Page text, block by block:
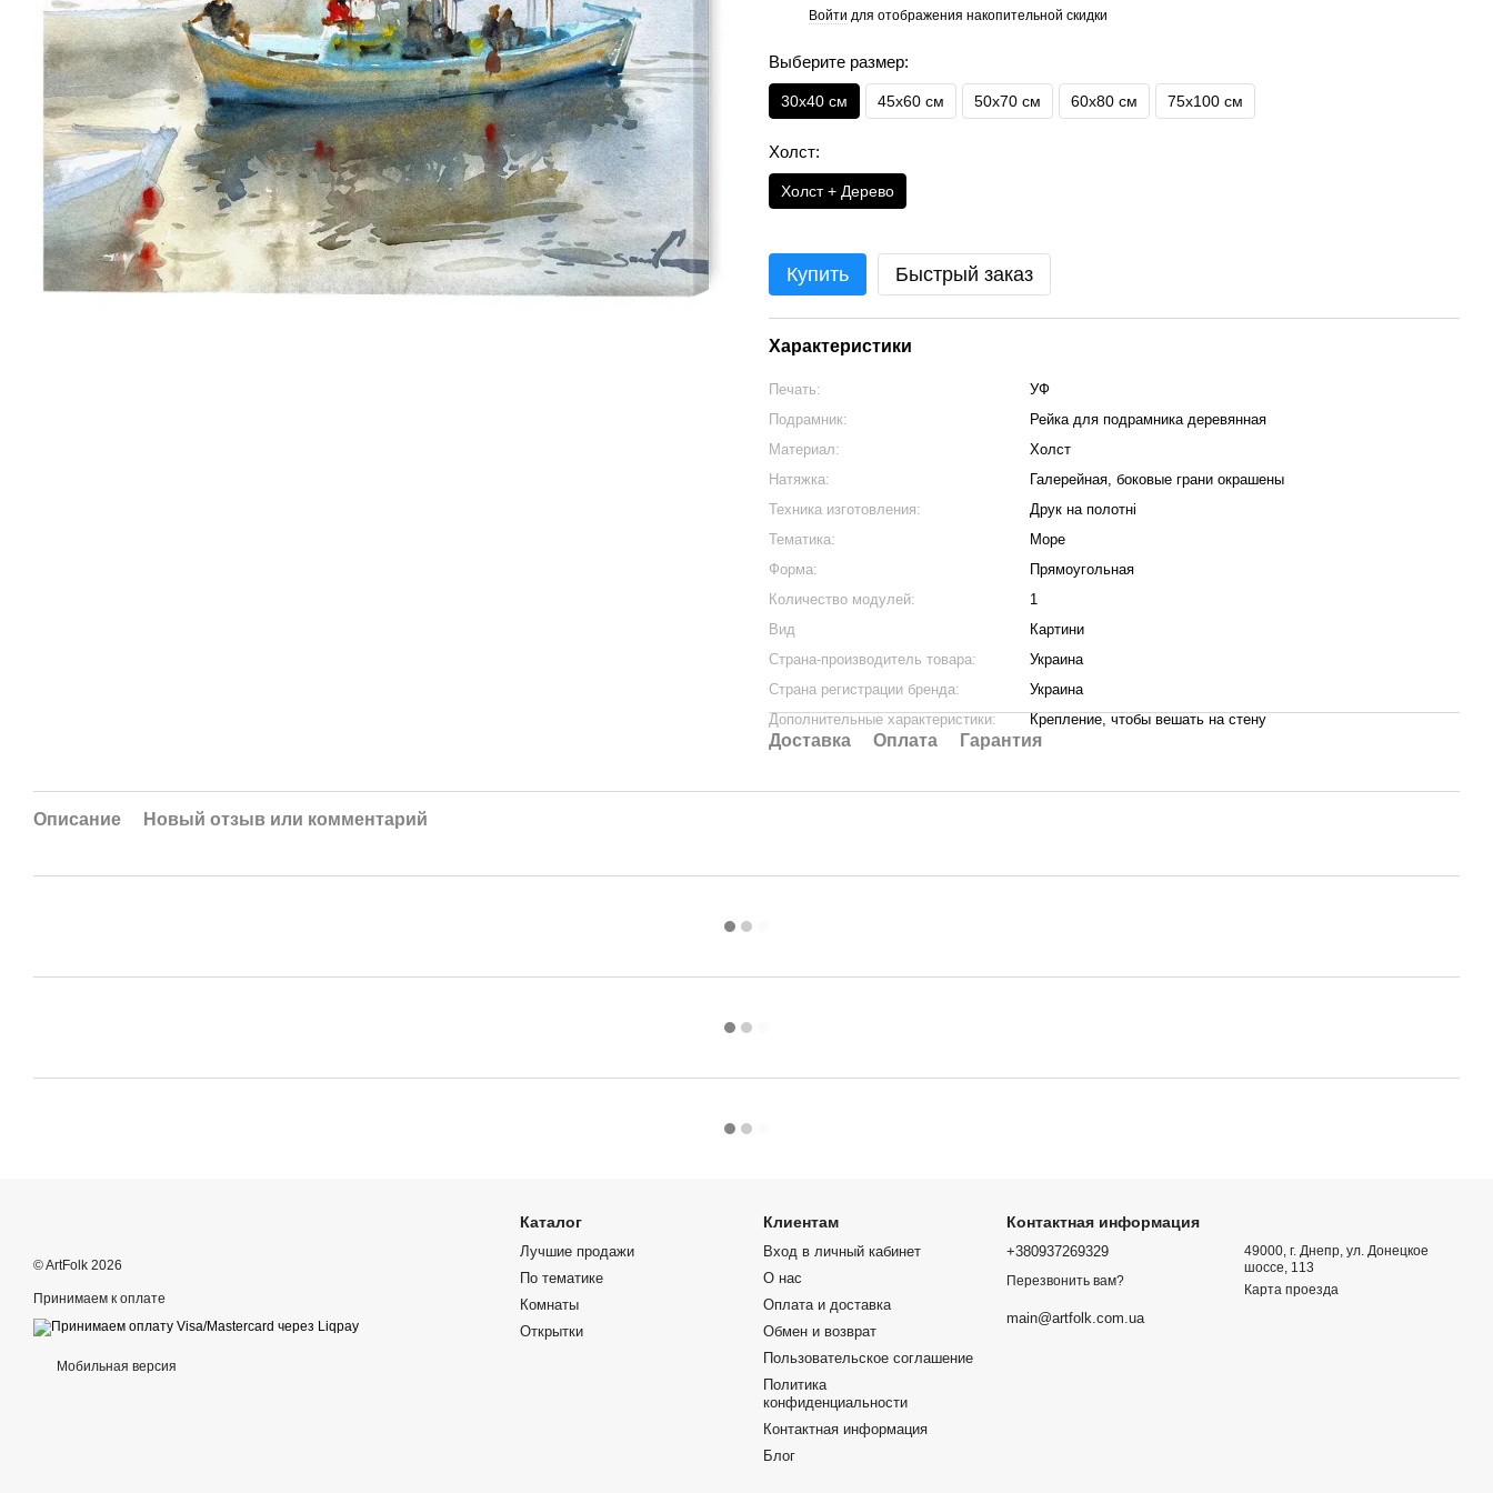
Войти для отображения накопительной скидки
Выберите размер:
30х40 см 45х60 см 50х70 см 60х80 см 75х100 см
Холст:
Холст + Дерево
Купить Быстрый заказ
Характеристики
Печать:
УФ
Подрамник:
Рейка для подрамника деревянная
Материал:
Холст
Натяжка:
Галерейная, боковые грани окрашены
Техника изготовления:
Друк на полотні
Тематика:
Море
Форма:
Прямоугольная
Количество модулей:
1
Вид
Картини
Страна-производитель товара:
Украина
Страна регистрации бренда:
Украина
Дополнительные характеристики:
Крепление, чтобы вешать на стену
Доставка Оплата Гарантия
Описание Новый отзыв или комментарий
© ArtFolk 2026
Принимаем к оплате
Мобильная версия
Каталог
Лучшие продажи
По тематике
Комнаты
Открытки
Клиентам
Вход в личный кабинет
О нас
Оплата и доставка
Обмен и возврат
Пользовательское соглашение
Политика
конфиденциальности
Контактная информация
Блог
Контактная информация
+380937269329
Перезвонить вам?
main@artfolk.com.ua
49000, г. Днепр, ул. Донецкое
шоссе, 113
Карта проезда